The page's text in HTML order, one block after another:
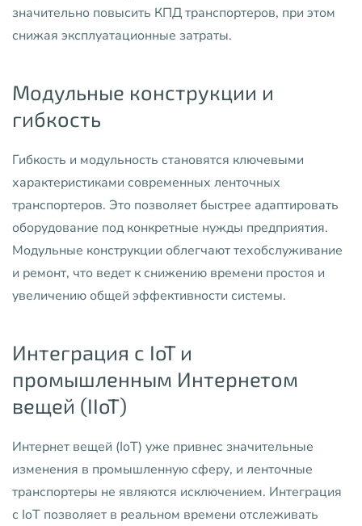
значительно повысить КПД транспортеров, при этом
снижая эксплуатационные затраты.
Модульные конструкции и
гибкость
Гибкость и модульность становятся ключевыми
характеристиками современных ленточных
транспортеров. Это позволяет быстрее адаптировать
оборудование под конкретные нужды предприятия.
Модульные конструкции облегчают техобслуживание
и ремонт, что ведет к снижению времени простоя и
увеличению общей эффективности системы.
Интеграция с IoT и
промышленным Интернетом
вещей (IIoT)
Интернет вещей (IoT) уже привнес значительные
изменения в промышленную сферу, и ленточные
транспортеры не являются исключением. Интеграция
с IoT позволяет в реальном времени отслеживать